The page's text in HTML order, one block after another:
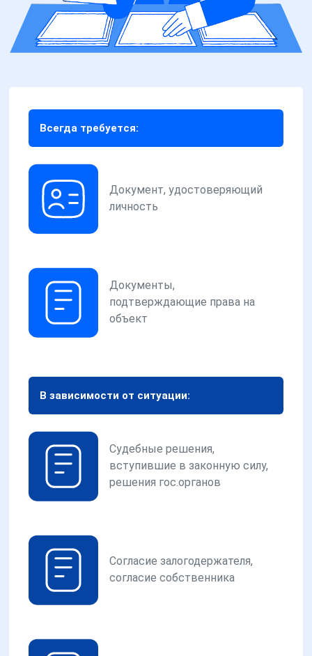
Всегда требуется:
Документ, удостоверяющий
личность
Документы,
подтверждающие права на
объект
В зависимости от ситуации:
Судебные решения,
вступившие в законную силу,
решения гос.органов
Согласие залогодержателя,
согласие собственника